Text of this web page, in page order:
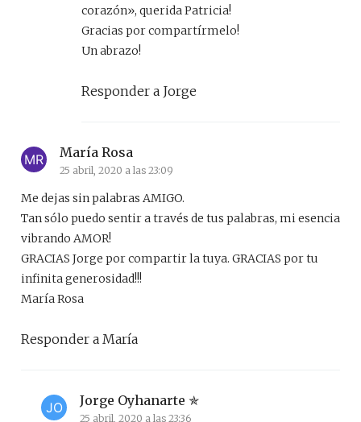
corazón», querida Patricia!
Gracias por compartírmelo!
Un abrazo!
Responder a Jorge
María Rosa
25 abril, 2020 a las 23:09
Me dejas sin palabras AMIGO.
Tan sólo puedo sentir a través de tus palabras, mi esencia
vibrando AMOR!
GRACIAS Jorge por compartir la tuya. GRACIAS por tu
infinita generosidad!!!
María Rosa
Responder a María
Jorge Oyhanarte
25 abril, 2020 a las 23:36